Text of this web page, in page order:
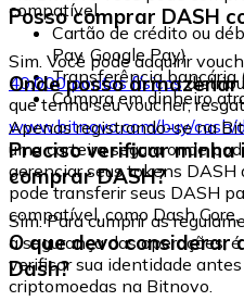
compatível.
Cartão de crédito ou
Pay, Google Pay)
Transferência bancária
Compra em dinheiro
Posso comprar DASH
Sim. Você pode adquirir
40.000 pontos físicos
que tenha seu voucher,
www.bitnovo.com/buy/cash/
Onde posso
Apenas registrando-se na
uma carteira segura onde
gerenciar seus tokens
pode transferir seus DASH
compatível, como Dash Core,
Preciso verificar
comprar DASH?
Sim. Para cumprir as
a segurança das operações,
verificar sua identidade
criptomoedas na Bitnovo.
O que devo considerar
Dash?